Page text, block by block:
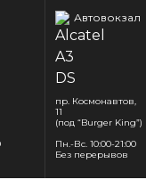
Автовокзал
пр. Космонавтов,
11
(под “Burger King”)
Пн.-Вс. 10:00-21:00
Без перерывов